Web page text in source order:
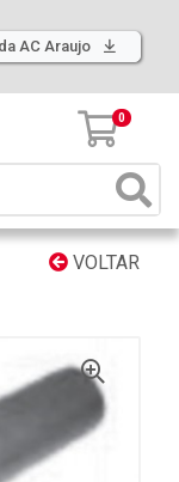
AC Araujo
0
VOLTAR